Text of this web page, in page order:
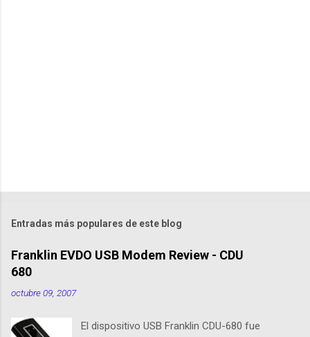
Entradas más populares de este blog
Franklin EVDO USB Modem Review - CDU
680
octubre 09, 2007
El dispositivo USB Franklin CDU-680 fue